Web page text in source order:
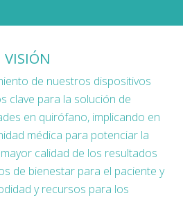
VISIÓN
de nuestros dispositivos
clave para la solución de
en quirófano, implicando en
médica para potenciar la
calidad de los resultados
de bienestar para el paciente y
y recursos para los